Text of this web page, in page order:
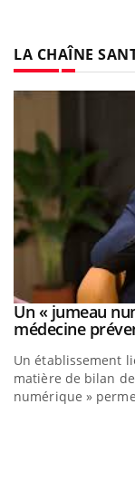
LA CHAÎNE
Youtube
Un « jumeau
médecine
Un établissement
matière de bilan
numérique »